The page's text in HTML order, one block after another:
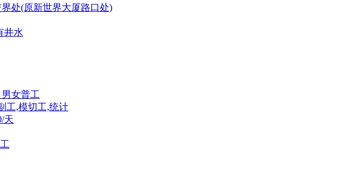
处(原新世界大厦路口处)
井水
女普工
工,模切工,统计
天